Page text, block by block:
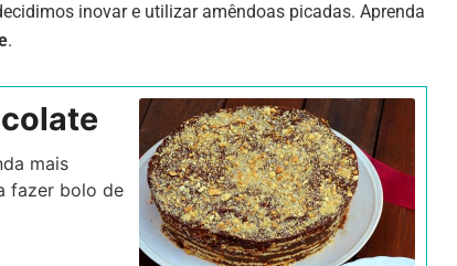
inovar e utilizar amêndoas picadas. Aprenda
.
mais
fazer bolo de